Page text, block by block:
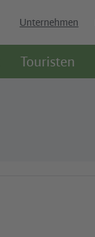
Unternehmen
Touristen